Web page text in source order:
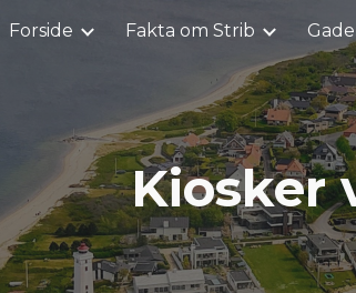
Skip to main content
Forside Fakta om Strib
Kiosker